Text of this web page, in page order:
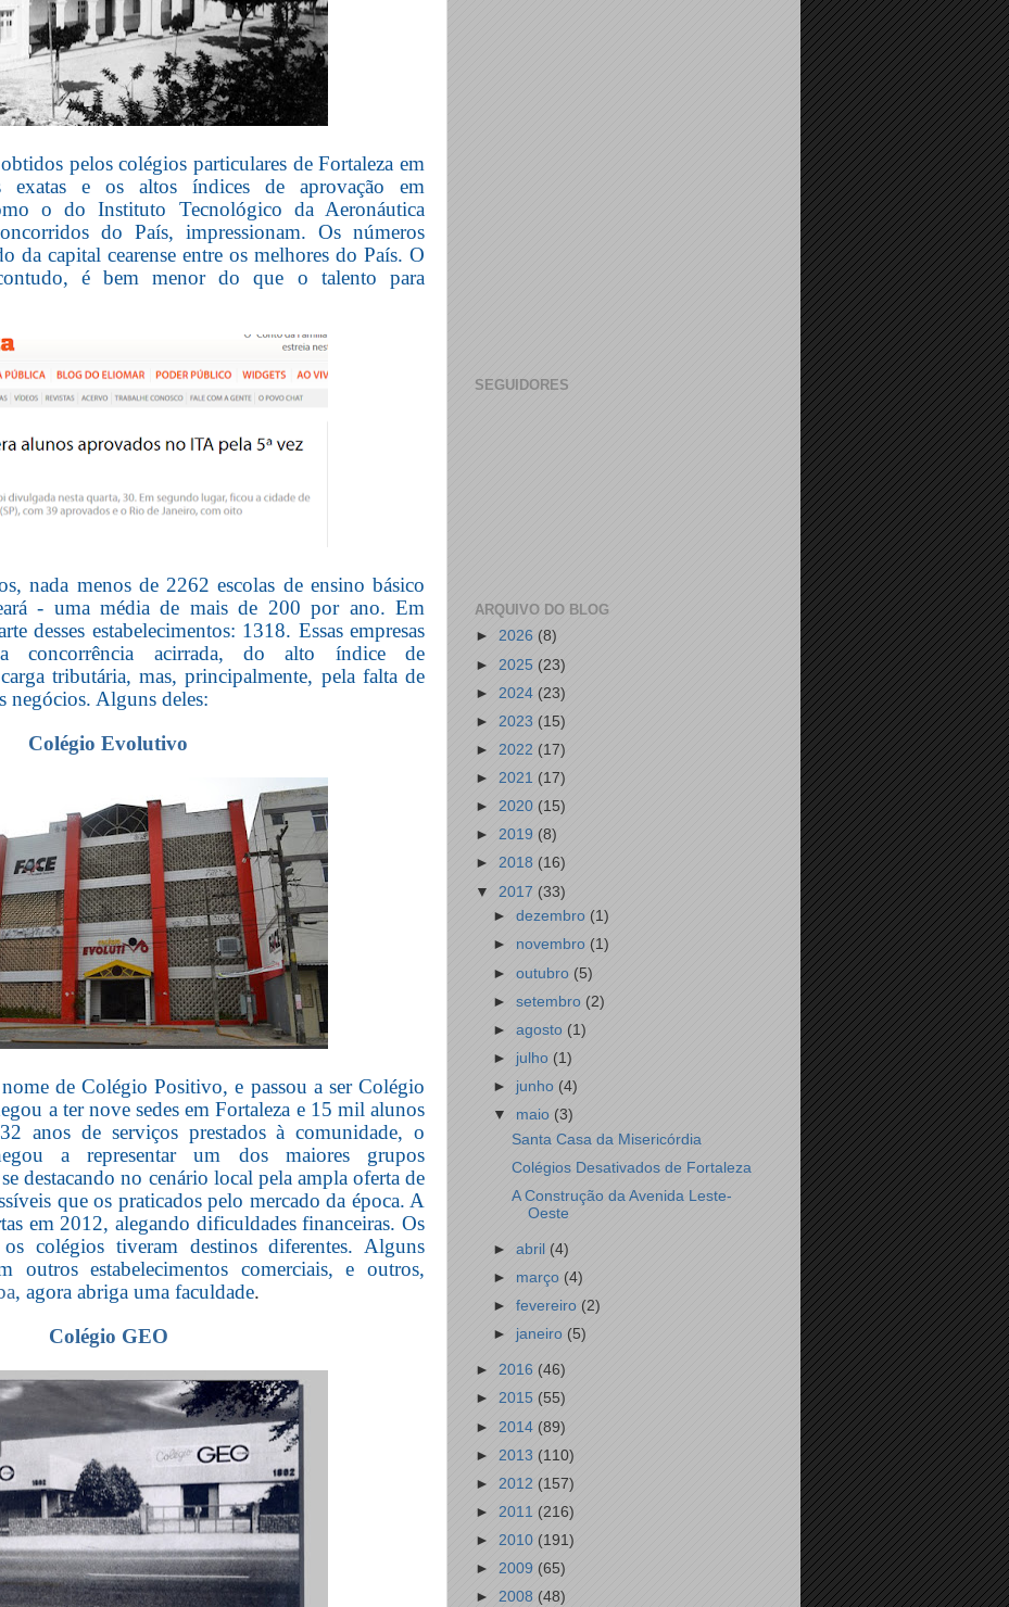
pelos colégios particulares de Fortaleza em
exatas e os altos índices de aprovação em
o do Instituto Tecnológico da Aeronáutica
do País, impressionam. Os números
da capital cearense entre os melhores do País. O
é bem menor do que o talento para
nada menos de 2262 escolas de ensino básico
- uma média de mais de 200 por ano. Em
desses estabelecimentos: 1318. Essas empresas
concorrência acirrada, do alto índice de
tributária, mas, principalmente, pela falta de
negócios. Alguns deles:
Colégio Evolutivo
de Colégio Positivo, e passou a ser Colégio
a ter nove sedes em Fortaleza e 15 mil alunos
anos de serviços prestados à comunidade, o
a representar um dos maiores grupos
destacando no cenário local pela ampla oferta de
que os praticados pelo mercado da época. A
em 2012, alegando dificuldades financeiras. Os
colégios tiveram destinos diferentes. Alguns
outros estabelecimentos comerciais, e outros,
, agora abriga uma faculdade.
Colégio GEO
SEGUIDORES
ARQUIVO DO BLOG
► 2026 (8)
► 2025 (23)
► 2024 (23)
► 2023 (15)
► 2022 (17)
► 2021 (17)
► 2020 (15)
► 2019 (8)
► 2018 (16)
▼ 2017 (33)
►dezembro (1)
► novembro(1)
►outubro (5)
►setembro (2)
►agosto (1)
► julho (1)
► junho (4)
▼ maio (3)
Santa Casa da Misericórdia
Colégios Desativados de Fortaleza
A Construção da Avenida Leste-
Oeste
►abril (4)
► março (4)
►fevereiro (2)
► janeiro (5)
► 2016 (46)
► 2015 (55)
► 2014 (89)
► 2013 (110)
► 2012 (157)
► 2011 (216)
► 2010 (191)
► 2009 (65)
► 2008 (48)